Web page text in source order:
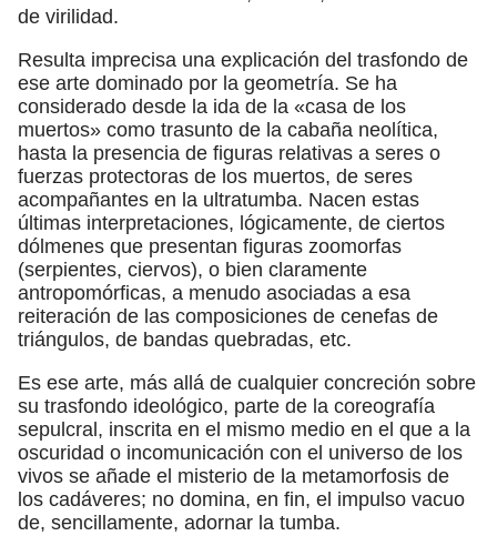
de virilidad.
Resulta imprecisa una explicación del trasfondo de
ese arte dominado por la geometría. Se ha
considerado desde la ida de la «casa de los
muertos» como trasunto de la cabaña neolítica,
hasta la presencia de figuras relativas a seres o
fuerzas protectoras de los muertos, de seres
acompañantes en la ultratumba. Nacen estas
últimas interpretaciones, lógicamente, de ciertos
dólmenes que presentan figuras zoomorfas
(serpientes, ciervos), o bien claramente
antropomórficas, a menudo asociadas a esa
reiteración de las composiciones de cenefas de
triángulos, de bandas quebradas, etc.
Es ese arte, más allá de cualquier concreción sobre
su trasfondo ideológico, parte de la coreografía
sepulcral, inscrita en el mismo medio en el que a la
oscuridad o incomunicación con el universo de los
vivos se añade el misterio de la metamorfosis de
los cadáveres; no domina, en fin, el impulso vacuo
de, sencillamente, adornar la tumba.